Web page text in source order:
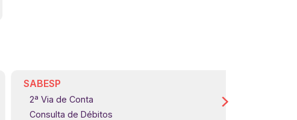
SABESP
2ª Via de Conta
Consulta de Débitos